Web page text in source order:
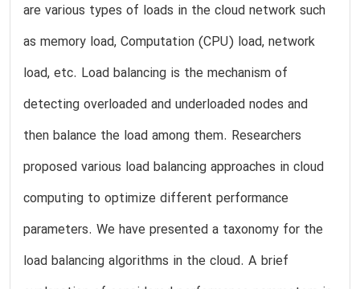
are various types of loads in the cloud network such
as memory load, Computation (CPU) load, network
load, etc. Load balancing is the mechanism of
detecting overloaded and underloaded nodes and
then balance the load among them. Researchers
proposed various load balancing approaches in cloud
computing to optimize different performance
parameters. We have presented a taxonomy for the
load balancing algorithms in the cloud. A brief